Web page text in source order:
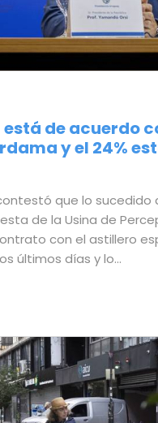
está de acuerdo
y el 24%
que lo
de la Usina de
con el astillero
últimos días y lo…